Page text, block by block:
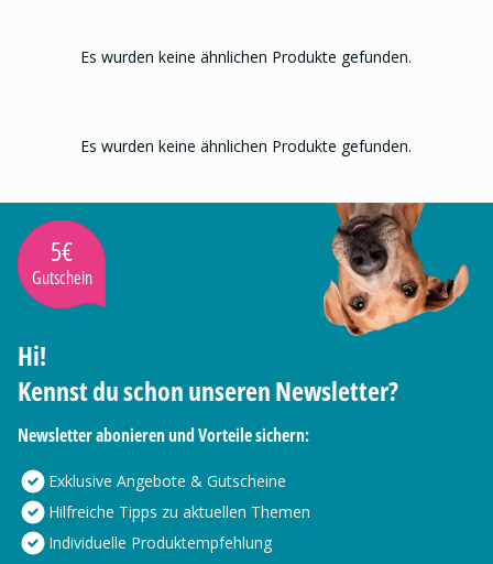
Es wurden keine ähnlichen Produkte gefunden.
Es wurden keine ähnlichen Produkte gefunden.
5€
Gutschein
Hi!
Kennst du schon unseren Newsletter?
Newsletter abonieren und Vorteile sichern:
Exklusive Angebote & Gutscheine
Hilfreiche Tipps zu aktuellen Themen
Individuelle Produktempfehlung